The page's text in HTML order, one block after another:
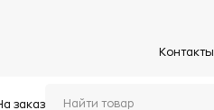
Контакты
заказ